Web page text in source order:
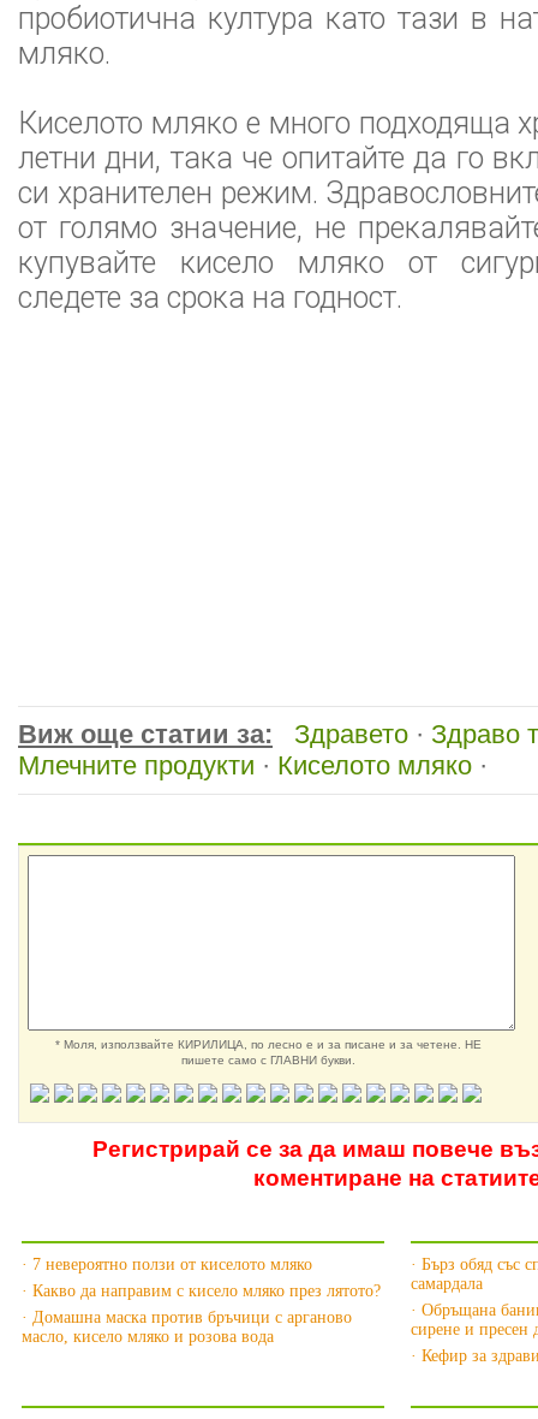
пробиотична култура като тази в
мляко.
Киселото мляко е много подходяща
летни дни, така че опитайте да го
си хранителен режим.
от голямо значение, не
купувайте кисело мляко от
следете за срока на годност.
Виж още статии за: Здравето · Здраво
Млечните продукти · Киселото мляко ·
* Моля, използвайте КИРИЛИЦА, по лесно е и за писане и за четене. НЕ
пишете само с ГЛАВНИ букви.
Регистрирай се за да имаш повече
коментиране на
· 7 невероятно ползи от киселото мляко
· Какво да направим с кисело мляко през лятото?
· Домашна маска против бръчици с арганово
масло, кисело мляко и розова вода
· Бърз обяд със
самардала
· Обръщана
сирене и пресен
· Кефир за